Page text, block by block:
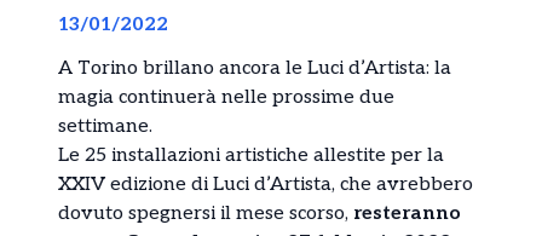
13/01/2022
A Torino brillano ancora le Luci d’Artista: la
magia continuerà nelle prossime due
settimane.
Le 25 installazioni artistiche allestite per la
XXIV edizione di Luci d’Artista, che avrebbero
dovuto spegnersi il mese scorso, resteranno